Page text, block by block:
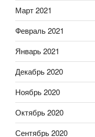
Март 2021
Февраль 2021
Январь 2021
Декабрь 2020
Ноябрь 2020
Октябрь 2020
Сентябрь 2020